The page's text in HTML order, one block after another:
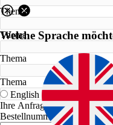
Welche Sprache
English
Thema
Thema
Thema
Thema
Ihre Anfrage
Bestellnummer